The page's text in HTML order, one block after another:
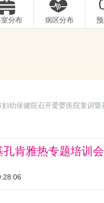
分布 病区分布
幼保健院召开爱婴医院复训暨
肯雅热专题培训会